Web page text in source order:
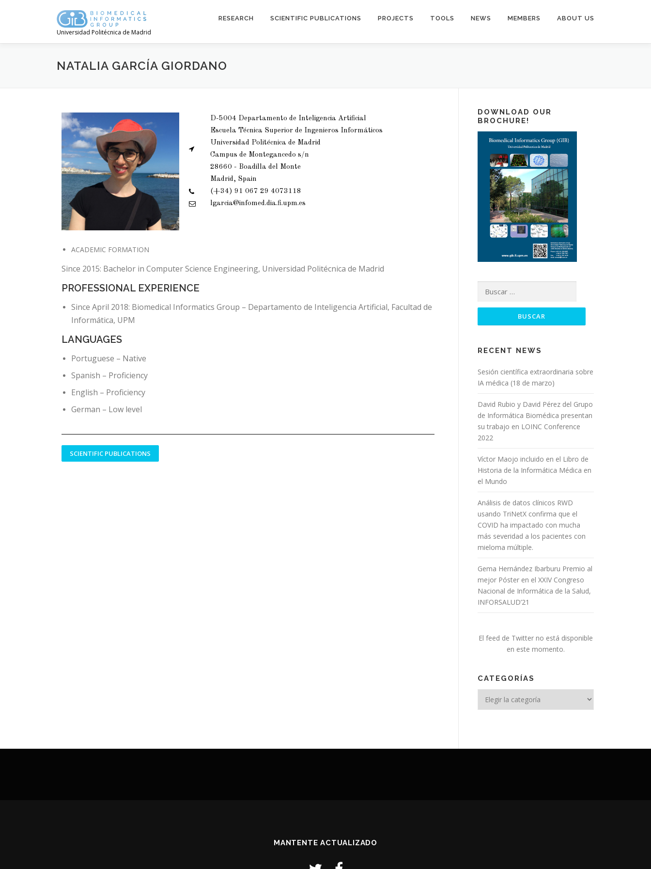
Universidad Politécnica de Madrid
RESEARCH SCIENTIFIC PUBLICATIONS PROJECTS TOOLS NEWS MEMBERS ABOUT US
NATALIA GARCÍA GIORDANO
D-5004 Departamento de Inteligencia Artificial
Escuela Técnica Superior de Ingenieros Informáticos
Universidad Politécnica de Madrid
Campus de Montegancedo s/n
28660 - Boadilla del Monte
Madrid, Spain
(+34) 91 067 29 4073118
lgarcia@infomed.dia.fi.upm.es
ACADEMIC FORMATION
Since 2015: Bachelor in Computer Science Engineering, Universidad Politécnica de Madrid
PROFESSIONAL EXPERIENCE
Since April 2018: Biomedical Informatics Group – Departamento de Inteligencia Artificial, Facultad de
Informática, UPM
LANGUAGES
Portuguese – Native
Spanish – Proficiency
English – Proficiency
German – Low level
SCIENTIFIC PUBLICATIONS
DOWNLOAD OUR
BROCHURE!
RECENT NEWS
Sesión científica extraordinaria sobre
IA médica (18 de marzo)
David Rubio y David Pérez del Grupo
de Informática Biomédica presentan
su trabajo en LOINC Conference
2022
Víctor Maojo incluido en el Libro de
Historia de la Informática Médica en
el Mundo
Análisis de datos clínicos RWD
usando TriNetX confirma que el
COVID ha impactado con mucha
más severidad a los pacientes con
mieloma múltiple.
Gema Hernández Ibarburu Premio al
mejor Póster en el XXIV Congreso
Nacional de Informática de la Salud,
INFORSALUD’21
El feed de Twitter no está disponible
en este momento.
CATEGORÍAS
MANTENTE ACTUALIZADO